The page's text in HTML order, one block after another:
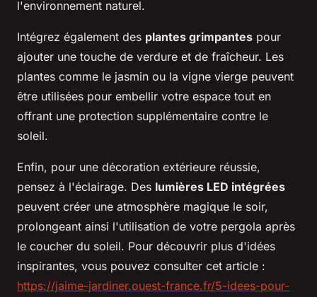
l'environnement naturel.
Intégrez également des plantes grimpantes pour
ajouter une touche de verdure et de fraîcheur. Les
plantes comme le jasmin ou la vigne vierge peuvent
être utilisées pour embellir votre espace tout en
offrant une protection supplémentaire contre le
soleil.
Enfin, pour une décoration extérieure réussie,
pensez à l'éclairage. Des lumières LED intégrées
peuvent créer une atmosphère magique le soir,
prolongeant ainsi l'utilisation de votre pergola après
le coucher du soleil. Pour découvrir plus d'idées
inspirantes, vous pouvez consulter cet article :
https://jaime-jardiner.ouest-france.fr/5-idees-pour-